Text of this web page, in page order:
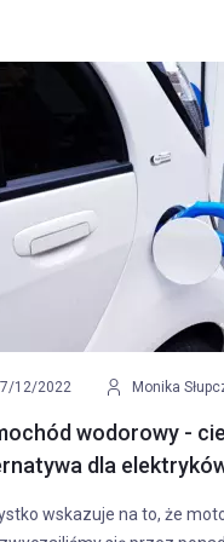
Jóźwiak
- czy nadal jest
na szybie